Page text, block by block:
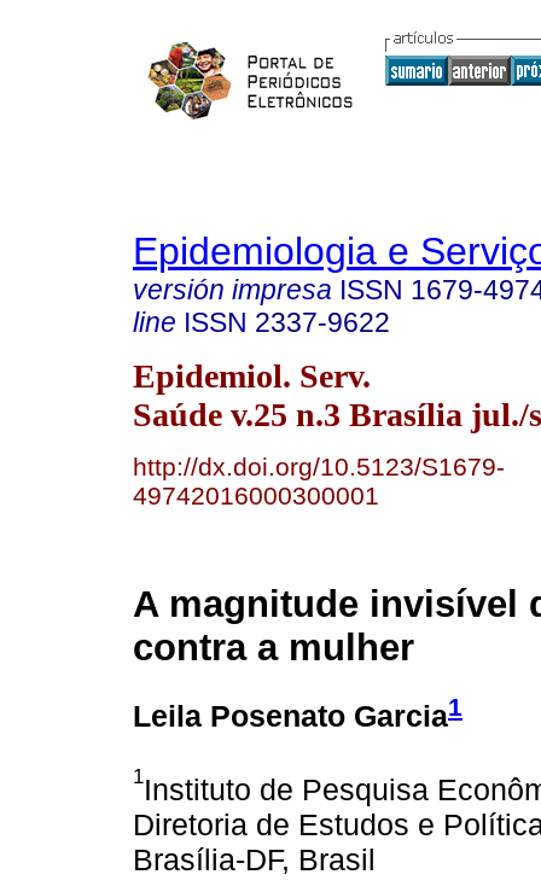
Epidemiologia e
versión impresa ISSN 1679-
line ISSN 2337-9622
Epidemiol. Serv.
Saúde v.25 n.3 Brasília jul./
http://dx.doi.org/10.5123/S1679-
49742016000300001
A magnitude invisível
contra a mulher
Leila Posenato Garcia1
1Instituto de Pesquisa
Diretoria de Estudos e
Brasília-DF, Brasil